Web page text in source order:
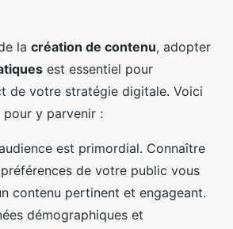
la création de contenu, adopter
est essentiel pour
de votre stratégie digitale. Voici
pour y parvenir :
est primordial. Connaître
de votre public vous
contenu pertinent et engageant.
démographiques et